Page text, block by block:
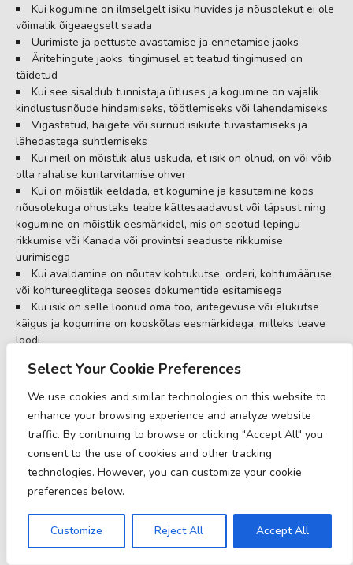
Select Your Cookie Preferences
We use cookies and similar technologies on this website to
enhance your browsing experience and analyze website
traffic. By continuing to browse or clicking "Accept All" you
consent to the use of cookies and other tracking
technologies. However, you can customize your cookie
preferences below.
Customize Reject All Accept All
Kui kogumine on ilmselgelt isiku huvides ja nõusolekut ei ole
võimalik õigeaegselt saada
Uurimiste ja pettuste avastamise ja ennetamise jaoks
Äritehingute jaoks, tingimusel et teatud tingimused on
täidetud
Kui see sisaldub tunnistaja ütluses ja kogumine on vajalik
kindlustusnõude hindamiseks, töötlemiseks või lahendamiseks
Vigastatud, haigete või surnud isikute tuvastamiseks ja
lähedastega suhtlemiseks
Kui meil on mõistlik alus uskuda, et isik on olnud, on või võib
olla rahalise kuritarvitamise ohver
Kui on mõistlik eeldada, et kogumine ja kasutamine koos
nõusolekuga ohustaks teabe kättesaadavust või täpsust ning
kogumine on mõistlik eesmärkidel, mis on seotud lepingu
rikkumise või Kanada või provintsi seaduste rikkumise
uurimisega
Kui avaldamine on nõutav kohtukutse, orderi, kohtumääruse
või kohtureeglitega seoses dokumentide esitamisega
Kui isik on selle loonud oma töö, äritegevuse või elukutse
käigus ja kogumine on kooskõlas eesmärkidega, milleks teave
loodi
kirjanduslikel eesmärkidel
Kui teave on avalikult kättesaadav ja määratud eeskirjadega
4. MILLAL JA KELLEGA ME TEIE
ISIKUANDMEID JAGAME?
Lühidalt:Me võime jagada teavet käesolevas jaotises
kirjeldatud konkreetsetes olukordades ja/või järgmiste